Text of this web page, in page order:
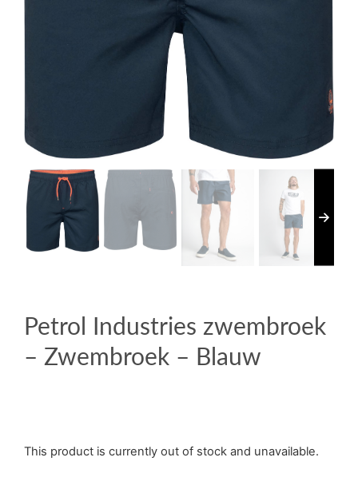
Petrol Industries zwembroek
– Zwembroek – Blauw
This product is currently out of stock and unavailable.